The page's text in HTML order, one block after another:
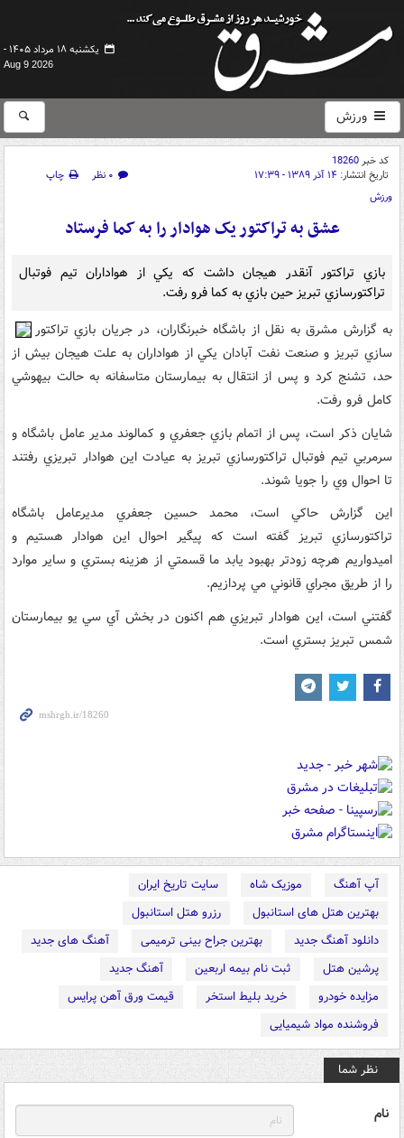
یکشنبه ۱۸ مرداد ۱۴۰۵ -
Aug 9 2026
ورزش
کد خبر18260
تاریخ انتشار: ۱۴ آذر ۱۳۸۹ - ۱۷:۳۹ ۰ نظر
چاپ
ورزش
عشق به تراکتور يک هوادار را به کما فرستاد
بازي تراکتور آنقدر هيجان داشت که يکي از هواداران تيم فوتبال
تراکتورسازي تبريز حين بازي به کما فرو رفت.
به گزارش مشرق به نقل از باشگاه خبرنگاران، در جريان بازي تراکتور
سازي تبريز و صنعت نفت آبادان يکي از هواداران به علت هيجان بيش از
حد، تشنج کرد و پس از انتقال به بيمارستان متاسفانه به حالت بيهوشي
کامل فرو رفت.
شايان ذکر است، پس از اتمام بازي جعفري و کمالوند مدير عامل باشگاه و
سرمربي تيم فوتبال تراکتورسازي تبريز به عيادت اين هوادار تبريزي رفتند
تا احوال وي را جويا شوند.
اين گزارش حاکي است، محمد حسين جعفري مديرعامل باشگاه
تراکتورسازي تبريز گفته است که پيگير احوال اين هوادار هستيم و
اميدواريم هرچه زودتر بهبود يابد ما قسمتي از هزينه بستري و ساير موارد
را از طريق مجراي قانوني مي پردازيم.
گفتني است، اين هوادار تبريزي هم اکنون در بخش آي سي يو بيمارستان
شمس تبريز بستري است.
آپ آهنگ موزیک شاه
سایت تاریخ ایران
بهترین هتل های استانبول
رزرو هتل استانبول
دانلود آهنگ جدید
بهترین جراح بینی ترمیمی
آهنگ های جدید
پرشین هتل
ثبت نام بیمه اربعین
آهنگ جدید
مزایده خودرو
خرید بلیط استخر
قیمت ورق آهن پرایس
فروشنده مواد شیمیایی
نظر شما
نام